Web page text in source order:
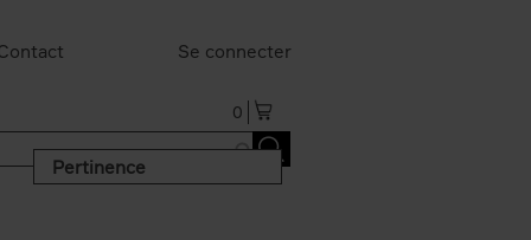
Se connecter
0
Pertinence